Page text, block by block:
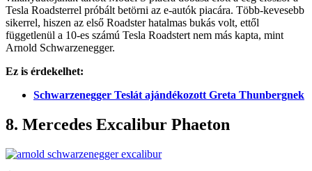
Tesla Roadsterrel próbált betörni az e-autók piacára. Több-kevesebb
sikerrel, hiszen az első Roadster hatalmas bukás volt, ettől
függetlenül a 10-es számú Tesla Roadstert nem más kapta, mint
Arnold Schwarzenegger.
Ez is érdekelhet:
Schwarzenegger Teslát ajándékozott Greta Thunbergnek
8. Mercedes Excalibur Phaeton